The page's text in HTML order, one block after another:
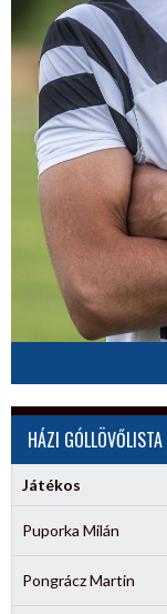
HÁZI GÓLLÖVŐLISTA
Játékos
Puporka Milán
Pongrácz Martin